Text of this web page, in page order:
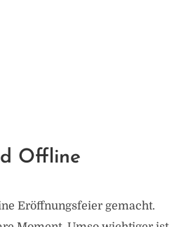
Offline
Eröffnungsfeier gemacht.